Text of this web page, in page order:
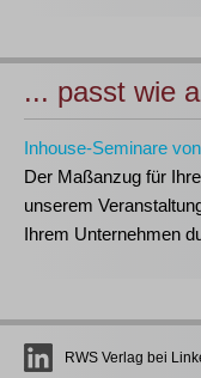
... passt wie
Inhouse-Seminare
Der Maßanzug für
unserem
Ihrem Unternehmen
RWS Verlag bei